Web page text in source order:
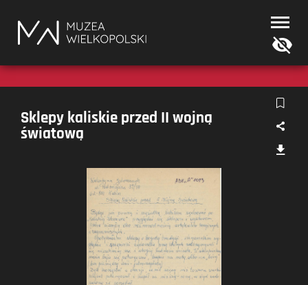
Muzea
Wielkopolski
Sklepy kaliskie przed II wojną
światową